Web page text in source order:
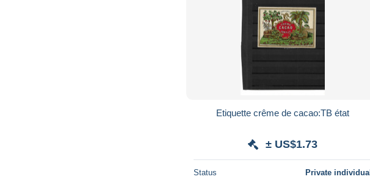
Etiquette crême de cacao:TB état
± US$1.73
Status Private individual